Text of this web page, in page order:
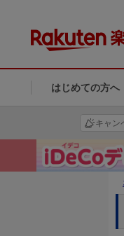
はじめての方へ
キャン